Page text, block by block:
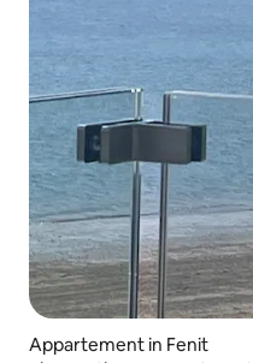
Appartement in Fenit